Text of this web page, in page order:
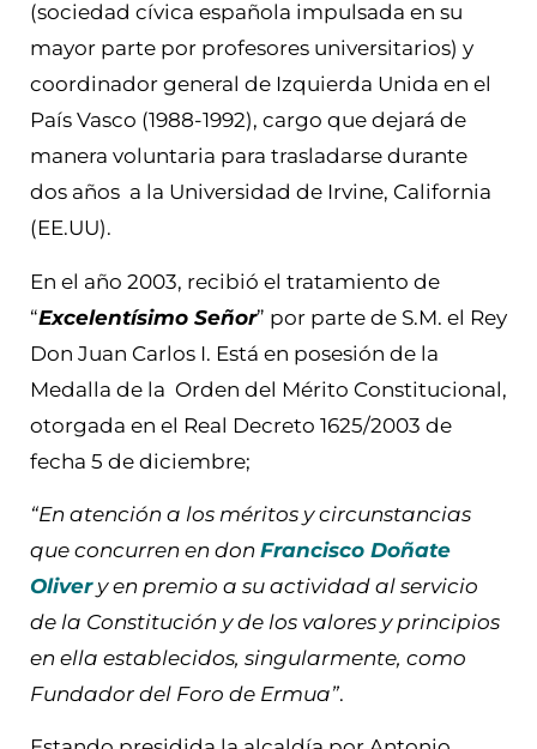
(sociedad cívica española impulsada en su
mayor parte por profesores universitarios) y
coordinador general de Izquierda Unida en el
País Vasco (1988-1992), cargo que dejará de
manera voluntaria para trasladarse durante
dos años a la Universidad de Irvine, California
(EE.UU).
En el año 2003, recibió el tratamiento de
“Excelentísimo Señor” por parte de S.M. el Rey
Don Juan Carlos I. Está en posesión de la
Medalla de la Orden del Mérito Constitucional,
otorgada en el Real Decreto 1625/2003 de
fecha 5 de diciembre;
“En atención a los méritos y circunstancias
que concurren en don Francisco Doñate
Olivery en premio a su actividad al servicio
de la Constitución y de los valores y principios
en ella establecidos, singularmente, como
Fundador del Foro de Ermua”.